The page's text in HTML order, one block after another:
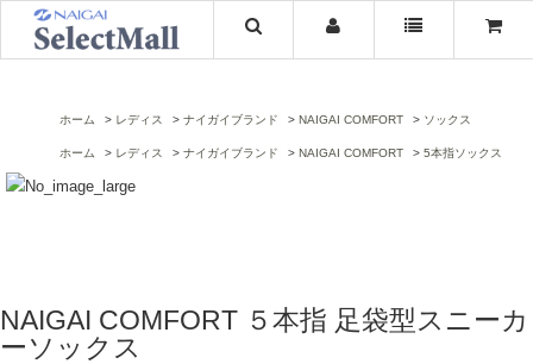
ホーム レディス ナイガイブランド NAIGAI COMFORT ソックス
ホーム レディス ナイガイブランド NAIGAI COMFORT 5本指ソックス
NAIGAI COMFORT ５本指 足袋型スニーカ
ーソックス